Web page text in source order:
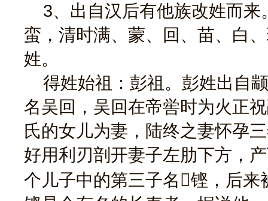
3、出自汉后有他族改姓而来
蛮，清时满、蒙、回、苗、白
姓。
得姓始祖：彭祖。彭姓出自
名吴回，吴回在帝喾时为火正
氏的女儿为妻，陆终之妻怀孕
好用利刃剖开妻子左肋下方，
个儿子中的第三子名铿，后